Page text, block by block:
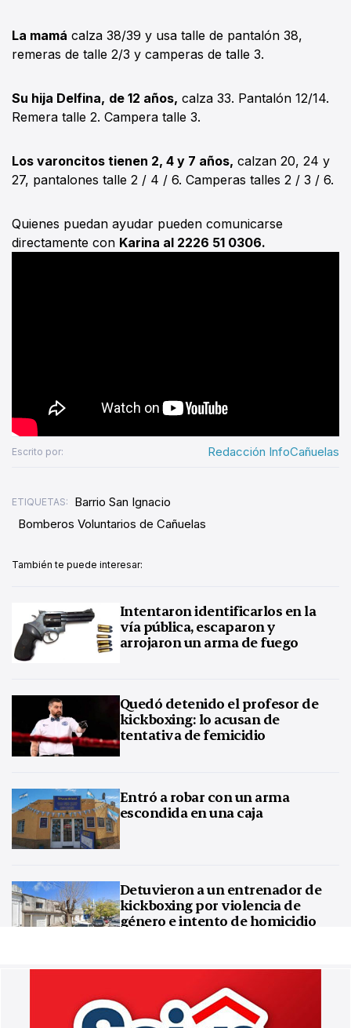
La mamá calza 38/39 y usa talle de pantalón 38,
remeras de talle 2/3 y camperas de talle 3.
Su hija Delfina, de 12 años, calza 33. Pantalón 12/14.
Remera talle 2. Campera talle 3.
Los varoncitos tienen 2, 4 y 7 años, calzan 20, 24 y
27, pantalones talle 2 / 4 / 6. Camperas talles 2 / 3 / 6.
Quienes puedan ayudar pueden comunicarse
directamente con Karina al 2226 51 0306.
Escrito por: Redacción InfoCañuelas
ETIQUETAS:
Barrio San Ignacio
Bomberos Voluntarios de Cañuelas
También te puede interesar:
Intentaron identificarlos en la
vía pública, escaparon y
arrojaron un arma de fuego
Quedó detenido el profesor de
kickboxing: lo acusan de
tentativa de femicidio
Entró a robar con un arma
escondida en una caja
Detuvieron a un entrenador de
kickboxing por violencia de
género e intento de homicidio